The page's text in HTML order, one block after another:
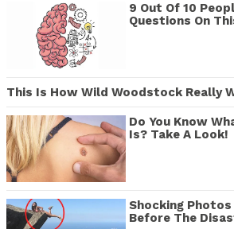
9 Out Of 10
Questions On
This Is How Wild Woodstock Really
Do You Know
Is? Take A Look!
Shocking Photos
Before The